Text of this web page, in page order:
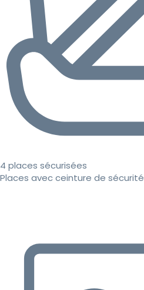
4 places sécurisées
Places avec ceinture de sécurité